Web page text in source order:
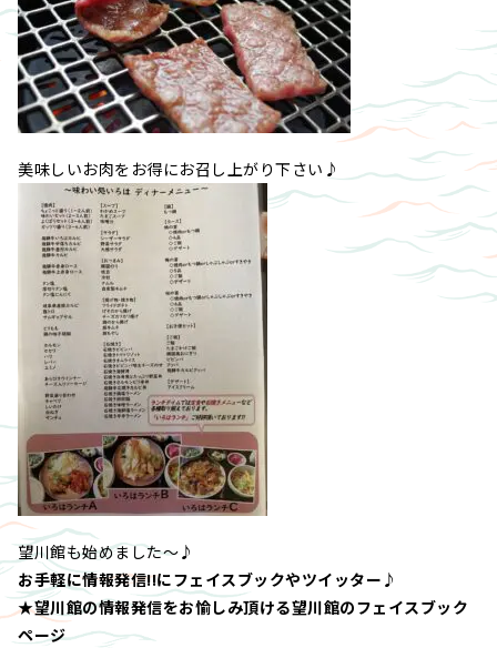
美味しいお肉をお得にお召し上がり下さい♪
望川館も始めました～♪
お手軽に情報発信!!にフェイスブックやツイッター♪
★望川館の情報発信をお愉しみ頂ける望川館のフェイスブック
ページ